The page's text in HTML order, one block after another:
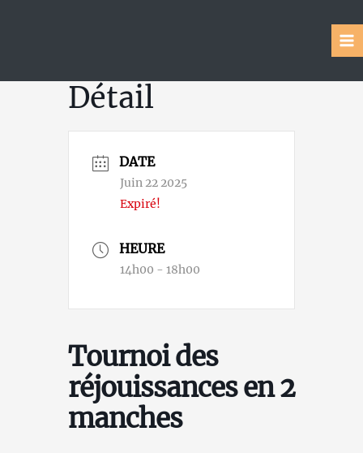
Détail
DATE
Juin 22 2025
Expiré!
HEURE
14h00 - 18h00
Tournoi des
réjouissances en 2
manches